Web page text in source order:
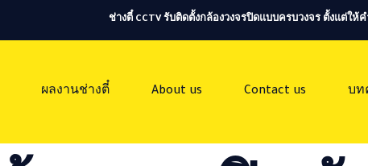
ช่างตี๋ CCTV รับติดตั้งกล้องวงจรปิดแบบครบวงจร ตั้งแต่
ผลงานช่างตี๋ About us Contact us บท